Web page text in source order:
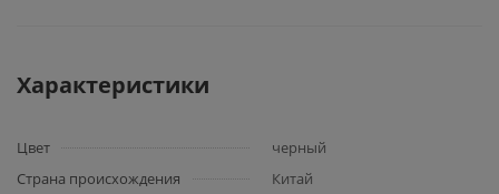
Характеристики
Цвет
черный
Страна происхождения
Китай